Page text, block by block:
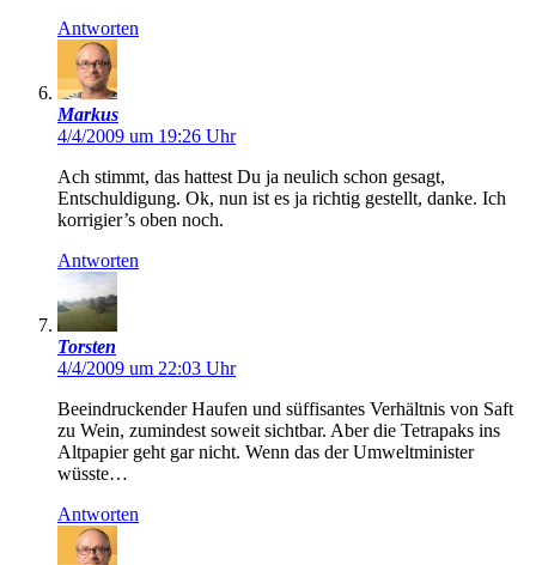
Antworten
Markus
4/4/2009 um 19:26 Uhr
Ach stimmt, das hattest Du ja neulich schon gesagt,
Entschuldigung. Ok, nun ist es ja richtig gestellt, danke. Ich
korrigier’s oben noch.
Antworten
Torsten
4/4/2009 um 22:03 Uhr
Beeindruckender Haufen und süffisantes Verhältnis von Saft
zu Wein, zumindest soweit sichtbar. Aber die Tetrapaks ins
Altpapier geht gar nicht. Wenn das der Umweltminister
wüsste…
Antworten